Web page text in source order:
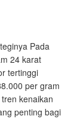
Pada
24 karat
tertinggi
per gram
kenaikan
penting bagi